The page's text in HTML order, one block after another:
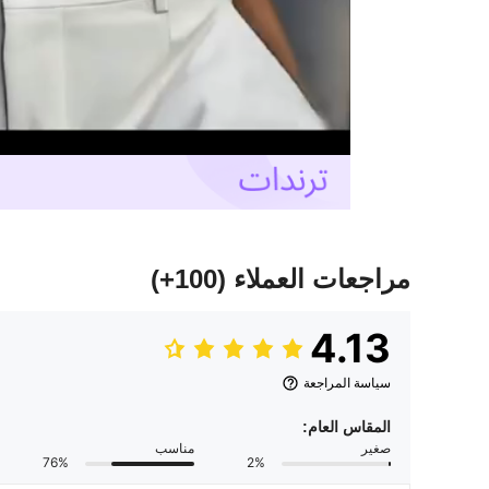
مراجعات العملاء (100+)
4.13
سياسة المراجعة
المقاس العام:
صغير
2%
مناسب
76%